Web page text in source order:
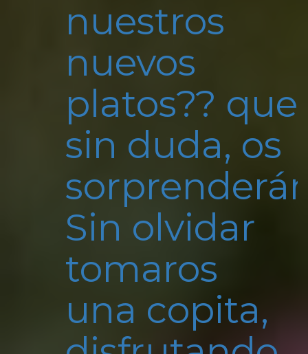
nuestros
nuevos
platos?? que
sin duda, os
Sin olvidar
tomaros
una copita,